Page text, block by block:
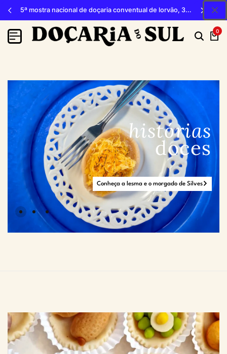
5ª mostra nacional de doçaria conventual de lorvão, 3, 4 e 5 de outubro 2026, penacova
0
histórias
doces
Conheça a lesma e o morgado de Silves